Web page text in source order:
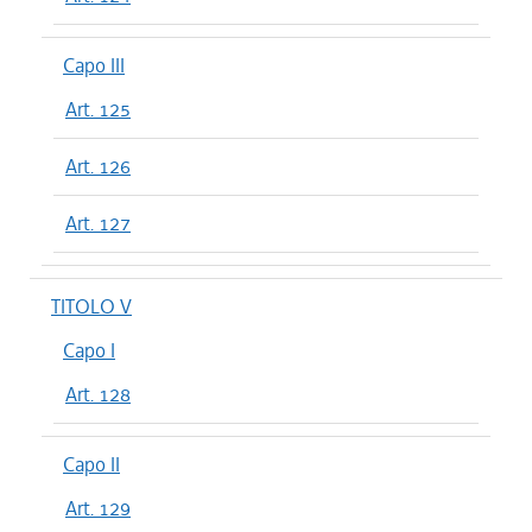
Capo III
Art. 125
Art. 126
Art. 127
TITOLO V
Capo I
Art. 128
Capo II
Art. 129